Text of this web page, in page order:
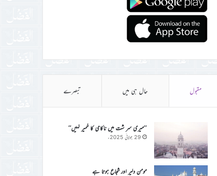
مقبول حال ہی میں تبصرے
’’میری سر شت میں ناکامی کا خمیر نہیں‘‘
29 جولائی 2025ء
مومن دلیر اور شجاع ہوتا ہے